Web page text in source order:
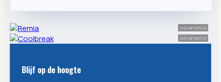
Advertentie
Advertentie
Blijf op de hoogte